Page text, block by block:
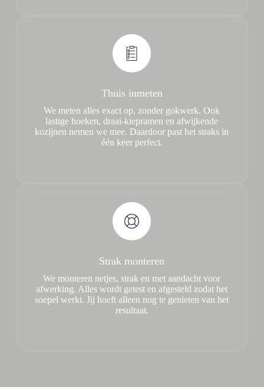
Thuis inmeten
We meten alles exact op, zonder gokwerk. Ook
lastige hoeken, draai-kiepramen en afwijkende
kozijnen nemen we mee. Daardoor past het straks in
één keer perfect.
Strak monteren
We monteren netjes, strak en met aandacht voor
afwerking. Alles wordt getest en afgesteld zodat het
soepel werkt. Jij hoeft alleen nog te genieten van het
resultaat.